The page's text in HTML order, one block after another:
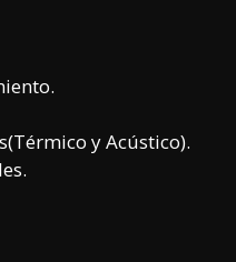
y Acústico).